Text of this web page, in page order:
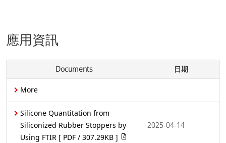
應用資訊
Documents 日期
More
Silicone Quantitation from
Siliconized Rubber Stoppers by
Using FTIR [ PDF / 307.29KB ]
2025-04-14